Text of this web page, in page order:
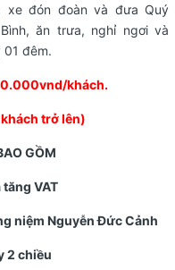
xe đón đoàn và đưa Quý
ăn trưa, nghỉ ngơi và
đêm.
khách.
trở lên)
GỒM
VAT
niệm Nguyễn Đức Cảnh
2 chiều